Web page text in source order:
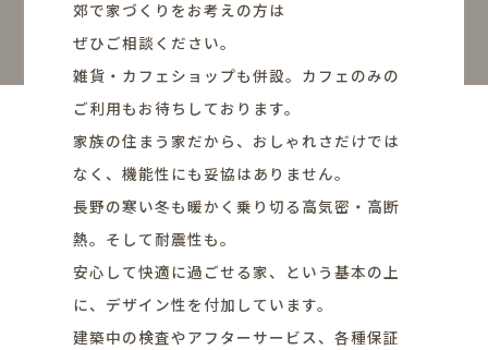
郊で家づくりをお考えの方は
ぜひご相談ください。
雑貨・カフェショップも併設。カフェのみの
ご利用もお待ちしております。
家族の住まう家だから、おしゃれさだけでは
なく、機能性にも妥協はありません。
長野の寒い冬も暖かく乗り切る高気密・高断
熱。そして耐震性も。
安心して快適に過ごせる家、という基本の上
に、デザイン性を付加しています。
建築中の検査やアフターサービス、各種保証